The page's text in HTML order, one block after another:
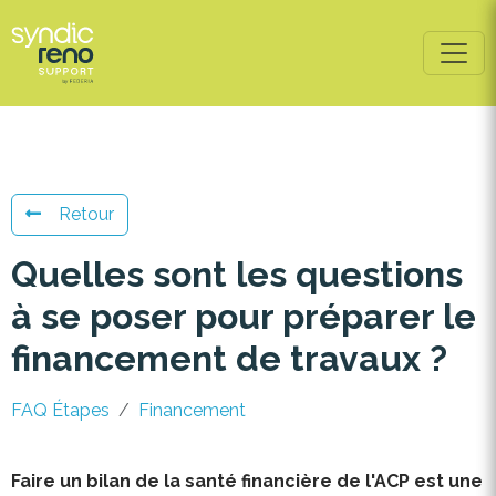
Retour
Quelles sont les questions
à se poser pour préparer le
financement de travaux ?
FAQ Étapes Financement
Faire un bilan de la santé financière de l'ACP est une